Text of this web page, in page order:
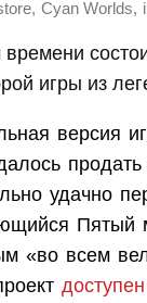
, Cyan Worlds,
времени
игры из
версия
удачно
Пятый
«во всем
доступен